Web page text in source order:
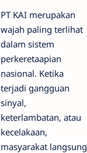
PT KAI merupakan
wajah paling terlihat
dalam sistem
perkeretaapian
nasional. Ketika
terjadi gangguan
sinyal,
keterlambatan, atau
kecelakaan,
masyarakat langsung